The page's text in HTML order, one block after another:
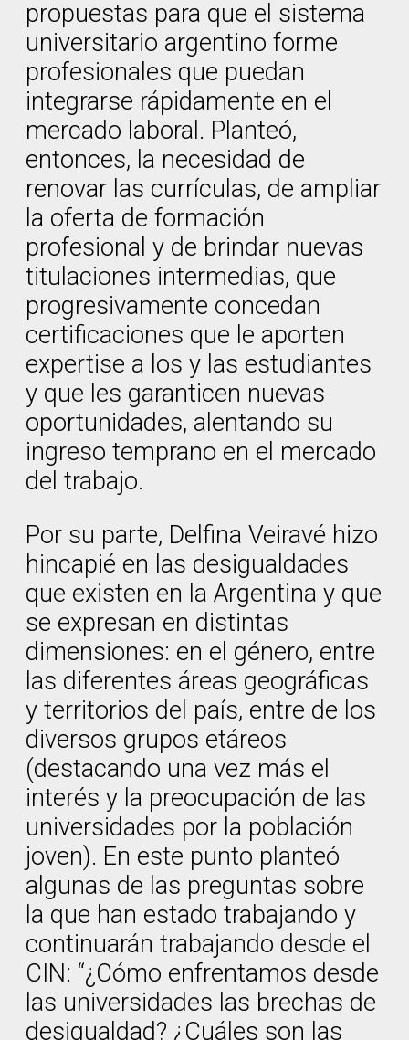
propuestas para que el sistema
universitario argentino forme
profesionales que puedan
integrarse rápidamente en el
mercado laboral. Planteó,
entonces, la necesidad de
renovar las currículas, de ampliar
la oferta de formación
profesional y de brindar nuevas
titulaciones intermedias, que
progresivamente concedan
certificaciones que le aporten
expertise a los y las estudiantes
y que les garanticen nuevas
oportunidades, alentando su
ingreso temprano en el mercado
del trabajo.
Por su parte, Delfina Veiravé hizo
hincapié en las desigualdades
que existen en la Argentina y que
se expresan en distintas
dimensiones: en el género, entre
las diferentes áreas geográficas
y territorios del país, entre de los
diversos grupos etáreos
(destacando una vez más el
interés y la preocupación de las
universidades por la población
joven). En este punto planteó
algunas de las preguntas sobre
la que han estado trabajando y
continuarán trabajando desde el
CIN: “¿Cómo enfrentamos desde
las universidades las brechas de
desigualdad? ¿Cuáles son las